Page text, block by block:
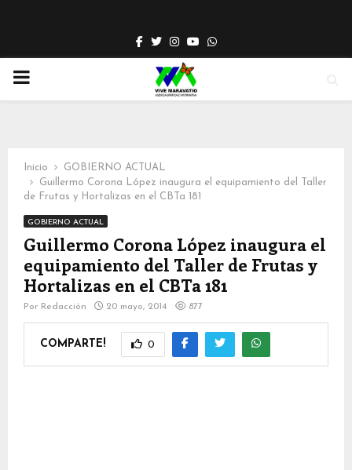
Facebook
TwitterInstagram
YoutubeWhatsapp
PRIMARY
Inicio
GOBIERNO ACTUAL
Guillermo Corona López inaugura el equipamiento del Taller
de Frutas y Hortalizas en el CBTa 181
GOBIERNO ACTUAL
Guillermo Corona López inaugura el
equipamiento del Taller de Frutas y
Hortalizas en el CBTa 181
Por Redacción 20 mayo, 2014 877
COMPARTE! 0